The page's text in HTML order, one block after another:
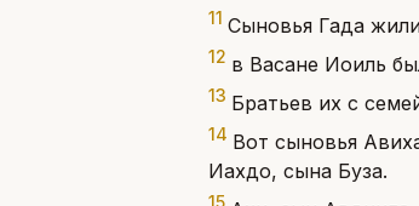
11 Сыновья Гада
12 в Васане Иоиль
13 Братьев их с
14 Вот сыновья
Иахдо, сына Буза.
15